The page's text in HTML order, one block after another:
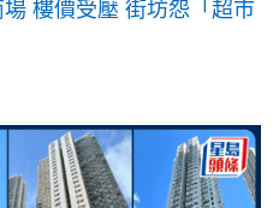
樓價受壓 街坊怨「超市